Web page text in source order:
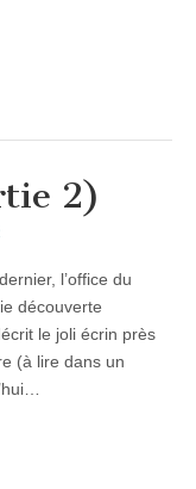
2)
l’office du
découverte
le joli écrin près
(à lire dans un